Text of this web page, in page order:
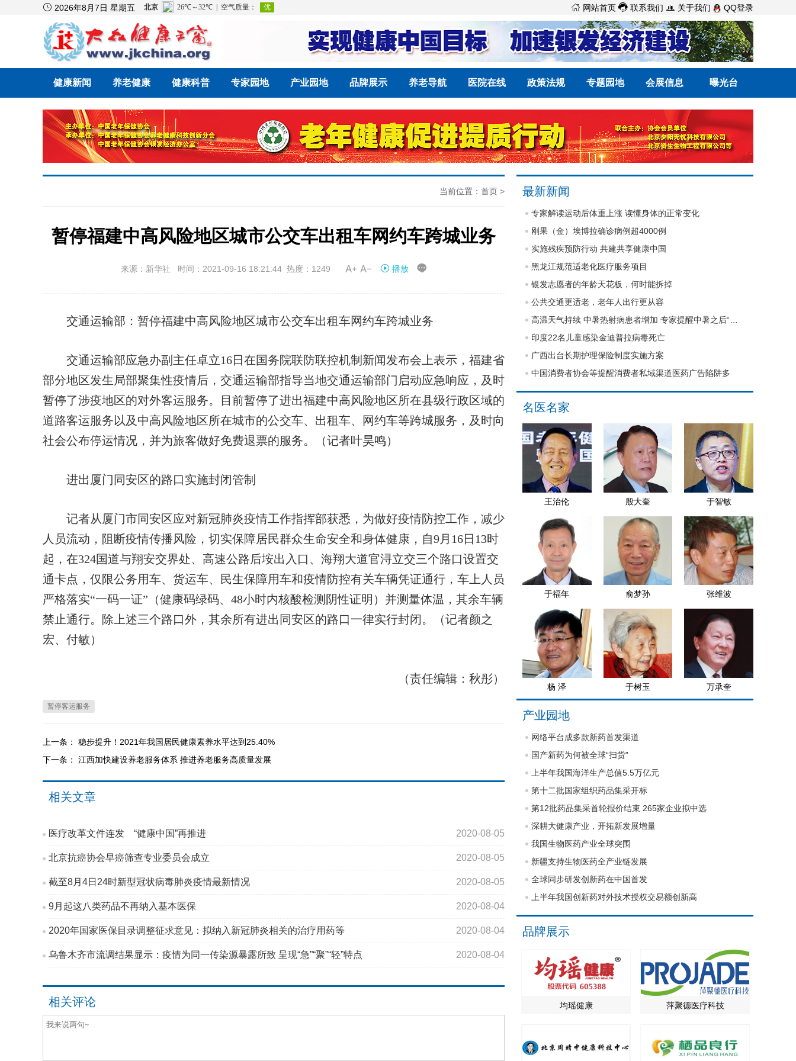
 2026年8月7日 星期五  网站首页  联系我们  关于我们 QQ登录
健康新闻 养老健康 健康科普 专家园地 产业园地 品牌展示 养老导航 医院在线 政策法规 专题园地 会展信息 曝光台
当前位置： 首页 >
暂停福建中高风险地区城市公交车出租车网约车跨城业务
来源：新华社 时间：2021-09-16 18:21:44 热度：1249  播放 
交通运输部：暂停福建中高风险地区城市公交车出租车网约车跨城业务
交通运输部应急办副主任卓立16日在国务院联防联控机制新闻发布会上表示，福建省
部分地区发生局部聚集性疫情后，交通运输部指导当地交通运输部门启动应急响应，及时
暂停了涉疫地区的对外客运服务。目前暂停了进出福建中高风险地区所在县级行政区域的
道路客运服务以及中高风险地区所在城市的公交车、出租车、网约车等跨城服务，及时向
社会公布停运情况，并为旅客做好免费退票的服务。（记者叶昊鸣）
进出厦门同安区的路口实施封闭管制
记者从厦门市同安区应对新冠肺炎疫情工作指挥部获悉，为做好疫情防控工作，减少
人员流动，阻断疫情传播风险，切实保障居民群众生命安全和身体健康，自9月16日13时
起，在324国道与翔安交界处、高速公路后垵出入口、海翔大道官浔立交三个路口设置交
通卡点，仅限公务用车、货运车、民生保障用车和疫情防控有关车辆凭证通行，车上人员
严格落实“一码一证”（健康码绿码、48小时内核酸检测阴性证明）并测量体温，其余车辆
禁止通行。除上述三个路口外，其余所有进出同安区的路口一律实行封闭。（记者颜之
宏、付敏）
（责任编辑：秋彤）
暂停客运服务
上一条： 稳步提升！2021年我国居民健康素养水平达到25.40%
下一条： 江西加快建设养老服务体系 推进养老服务高质量发展
相关文章
医疗改革文件连发 “健康中国”再推进 2020-08-05
北京抗癌协会早癌筛查专业委员会成立 2020-08-05
截至8月4日24时新型冠状病毒肺炎疫情最新情况 2020-08-05
9月起这八类药品不再纳入基本医保 2020-08-04
2020年国家医保目录调整征求意见：拟纳入新冠肺炎相关的治疗用药等 2020-08-04
乌鲁木齐市流调结果显示：疫情为同一传染源暴露所致 呈现“急”“聚”“轻”特点 2020-08-04
相关评论
最新新闻
专家解读运动后体重上涨 读懂身体的正常变化
刚果（金）埃博拉确诊病例超4000例
实施残疾预防行动 共建共享健康中国
黑龙江规范适老化医疗服务项目
银发志愿者的年龄天花板，何时能拆掉
公共交通更适老，老年人出行更从容
印度22名儿童感染金迪普拉病毒死亡
广西出台长期护理保险制度实施方案
中国消费者协会等提醒消费者私域渠道医药广告陷阱多
名医名家
王治伦 殷大奎 于智敏
于福年 俞梦孙 张维波
杨 泽 于树玉 万承奎
产业园地
网络平台成多款新药首发渠道
国产新药为何被全球“扫货”
上半年我国海洋生产总值5.5万亿元
第十二批国家组织药品集采开标
第12批药品集采首轮报价结束 265家企业拟中选
深耕大健康产业，开拓新发展增量
我国生物医药产业全球突围
新疆支持生物医药全产业链发展
全球同步研发创新药在中国首发
上半年我国创新药对外技术授权交易额创新高
品牌展示
均瑶健康 萍聚德医疗科技